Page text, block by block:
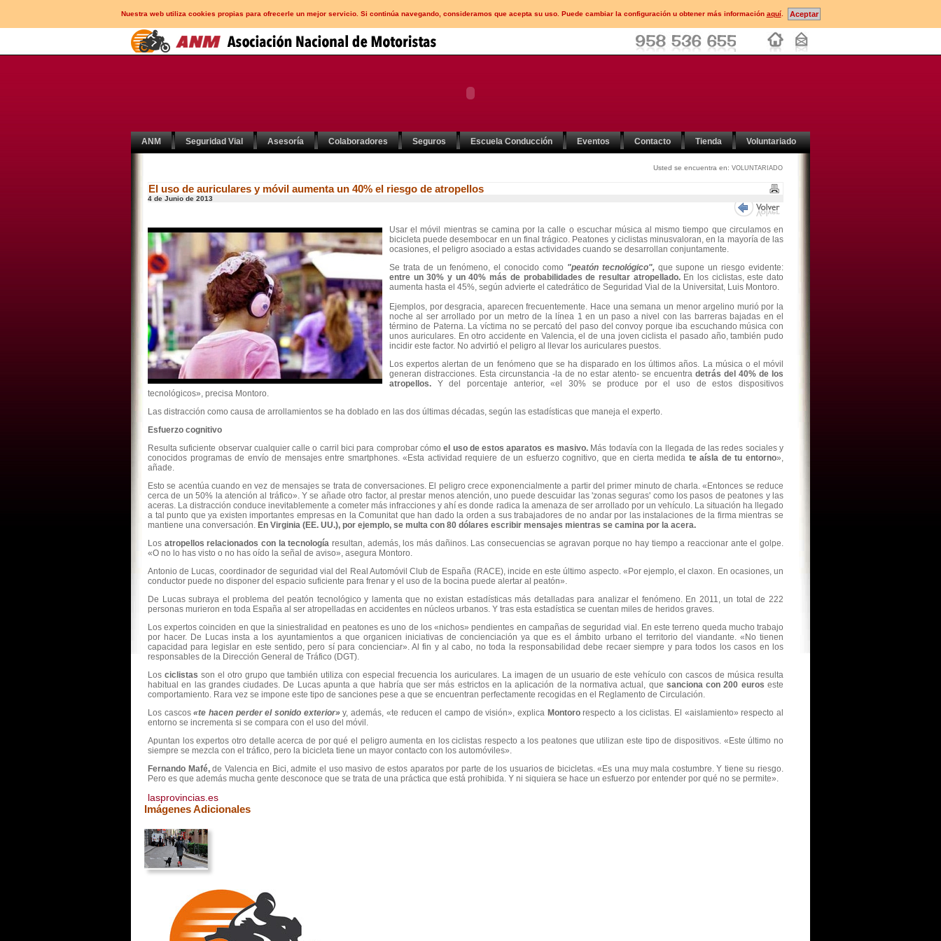
Nuestra web utiliza cookies propias para ofrecerle un mejor servicio. Si continúa navegando, consideramos que acepta su uso. Puede cambiar la configuración u obtener más información aquí.
ANM Seguridad Vial Asesoría Colaboradores Seguros Escuela Conducción Eventos Contacto Tienda Voluntariado
Usted se encuentra en: VOLUNTARIADO
El uso de auriculares y móvil aumenta un 40% el riesgo de atropellos
4 de Junio de 2013
Usar el móvil mientras se camina por la calle o escuchar música al mismo tiempo que circulamos en
bicicleta puede desembocar en un final trágico. Peatones y ciclistas minusvaloran, en la mayoría de las
ocasiones, el peligro asociado a estas actividades cuando se desarrollan conjuntamente.
Se trata de un fenómeno, el conocido como "peatón tecnológico", que supone un riesgo evidente:
entre un 30% y un 40% más de probabilidades de resultar atropellado.En los ciclistas, este dato
aumenta hasta el 45%, según advierte el catedrático de Seguridad Vial de la Universitat, Luis Montoro.
Ejemplos, por desgracia, aparecen frecuentemente. Hace una semana un menor argelino murió por la
noche al ser arrollado por un metro de la línea 1 en un paso a nivel con las barreras bajadas en el
término de Paterna. La víctima no se percató del paso del convoy porque iba escuchando música con
unos auriculares. En otro accidente en Valencia, el de una joven ciclista el pasado año, también pudo
incidir este factor. No advirtió el peligro al llevar los auriculares puestos.
Los expertos alertan de un fenómeno que se ha disparado en los últimos años. La música o el móvil
generan distracciones. Esta circunstancia -la de no estar atento- se encuentradetrás del 40% de los
atropellos. Y del porcentaje anterior, «el 30% se produce por el uso de estos dispositivos
tecnológicos», precisa Montoro.
Las distracción como causa de arrollamientos se ha doblado en las dos últimas décadas, según las estadísticas que maneja el experto.
Esfuerzo cognitivo
Resulta suficiente observar cualquier calle o carril bici para comprobar cómoel uso de estos aparatos es masivo. Más todavía con la llegada de las redes sociales y
conocidos programas de envío de mensajes entre smartphones. «Esta actividad requiere de un esfuerzo cognitivo, que en cierta medida te aísla de tu entorno»,
añade.
Esto se acentúa cuando en vez de mensajes se trata de conversaciones. El peligro crece exponencialmente a partir del primer minuto de charla. «Entonces se reduce
cerca de un 50% la atención al tráfico». Y se añade otro factor, al prestar menos atención, uno puede descuidar las 'zonas seguras' como los pasos de peatones y las
aceras. La distracción conduce inevitablemente a cometer más infracciones y ahí es donde radica la amenaza de ser arrollado por un vehículo. La situación ha llegado
a tal punto que ya existen importantes empresas en la Comunitat que han dado la orden a sus trabajadores de no andar por las instalaciones de la firma mientras se
mantiene una conversación. En Virginia (EE. UU.), por ejemplo, se multa con 80 dólares escribir mensajes mientras se camina por la acera.
Los atropellos relacionados con la tecnología resultan, además, los más dañinos. Las consecuencias se agravan porque no hay tiempo a reaccionar ante el golpe.
«O no lo has visto o no has oído la señal de aviso», asegura Montoro.
Antonio de Lucas, coordinador de seguridad vial del Real Automóvil Club de España (RACE), incide en este último aspecto. «Por ejemplo, el claxon. En ocasiones, un
conductor puede no disponer del espacio suficiente para frenar y el uso de la bocina puede alertar al peatón».
De Lucas subraya el problema del peatón tecnológico y lamenta que no existan estadísticas más detalladas para analizar el fenómeno. En 2011, un total de 222
personas murieron en toda España al ser atropelladas en accidentes en núcleos urbanos. Y tras esta estadística se cuentan miles de heridos graves.
Los expertos coinciden en que la siniestralidad en peatones es uno de los «nichos» pendientes en campañas de seguridad vial. En este terreno queda mucho trabajo
por hacer. De Lucas insta a los ayuntamientos a que organicen iniciativas de concienciación ya que es el ámbito urbano el territorio del viandante. «No tienen
capacidad para legislar en este sentido, pero sí para concienciar». Al fin y al cabo, no toda la responsabilidad debe recaer siempre y para todos los casos en los
responsables de la Dirección General de Tráfico (DGT).
Los ciclistas son el otro grupo que también utiliza con especial frecuencia los auriculares. La imagen de un usuario de este vehículo con cascos de música resulta
habitual en las grandes ciudades. De Lucas apunta a que habría que ser más estrictos en la aplicación de la normativa actual, que sanciona con 200 euroseste
comportamiento. Rara vez se impone este tipo de sanciones pese a que se encuentran perfectamente recogidas en el Reglamento de Circulación.
Los cascos«te hacen perder el sonido exterior»y, además, «te reducen el campo de visión», explica Montororespecto a los ciclistas. El «aislamiento» respecto al
entorno se incrementa si se compara con el uso del móvil.
Apuntan los expertos otro detalle acerca de por qué el peligro aumenta en los ciclistas respecto a los peatones que utilizan este tipo de dispositivos. «Este último no
siempre se mezcla con el tráfico, pero la bicicleta tiene un mayor contacto con los automóviles».
Fernando Mafé,de Valencia en Bici, admite el uso masivo de estos aparatos por parte de los usuarios de bicicletas. «Es una muy mala costumbre. Y tiene su riesgo.
Pero es que además mucha gente desconoce que se trata de una práctica que está prohibida. Y ni siquiera se hace un esfuerzo por entender por qué no se permite».
lasprovincias.es
Imágenes Adicionales